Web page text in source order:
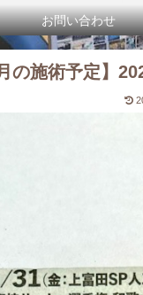
お問い合わせ
の施術予定】